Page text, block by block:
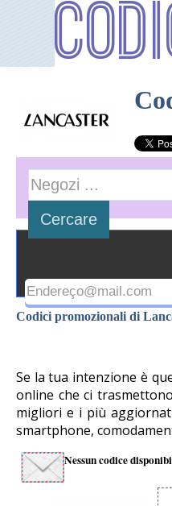
Se la tua intenzione è
online che ci
migliori e i più
smartphone,
Codici promozionali di
Nessun codice